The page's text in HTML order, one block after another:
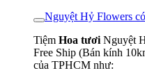
Nguyệt Hỷ Flowers
Tiệm Hoa tươi Nguyệt
Free Ship (Bán kính
của TPHCM như: